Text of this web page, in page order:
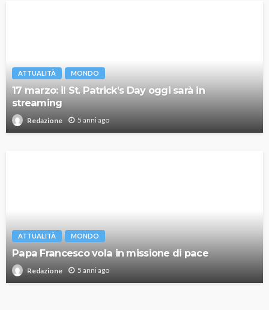
ATTUALITÀ MONDO
17 marzo: il St. Patrick’s Day oggi sarà in
streaming
Redazione 5 anni ago
ATTUALITÀ MONDO
Papa Francesco vola in missione di pace
Redazione 5 anni ago